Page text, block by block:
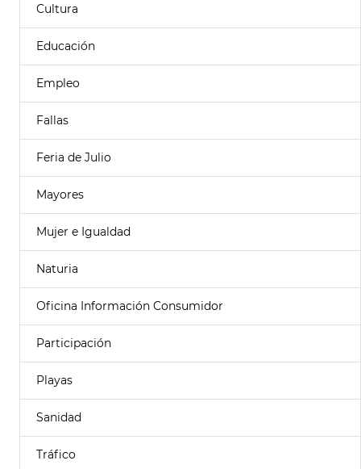
Cultura
Educación
Empleo
Fallas
Feria de Julio
Mayores
Mujer e Igualdad
Naturia
Oficina Información Consumidor
Participación
Playas
Sanidad
Tráfico